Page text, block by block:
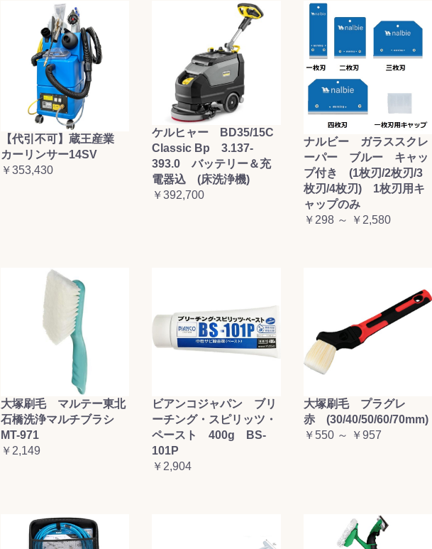
【代引不可】蔵王産業
カーリンサー14SV
￥353,430
ケルヒャー BD35/15C
Classic Bp 3.137-
393.0 バッテリー＆充
電器込 (床洗浄機)
￥392,700
ナルビー ガラススクレ
ーパー ブルー キャッ
プ付き (1枚刃/2枚刃/3
枚刃/4枚刃) 1枚刃用キ
ャップのみ
￥298 ～ ￥2,580
大塚刷毛 マルテー東北
石橋洗浄マルチブラシ
MT-971
￥2,149
ビアンコジャパン ブリ
ーチング・スピリッツ・
ペースト 400g BS-
101P
￥2,904
大塚刷毛 プラグレ
赤 (30/40/50/60/70mm)
￥550 ～ ￥957